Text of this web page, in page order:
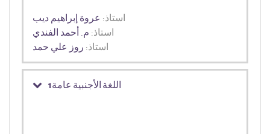
استاذ: عروة إبراهيم ديب
استاذ: م. أحمد الفندي
استاذ: روز علي حمد
اللغة الأجنبية عامة1